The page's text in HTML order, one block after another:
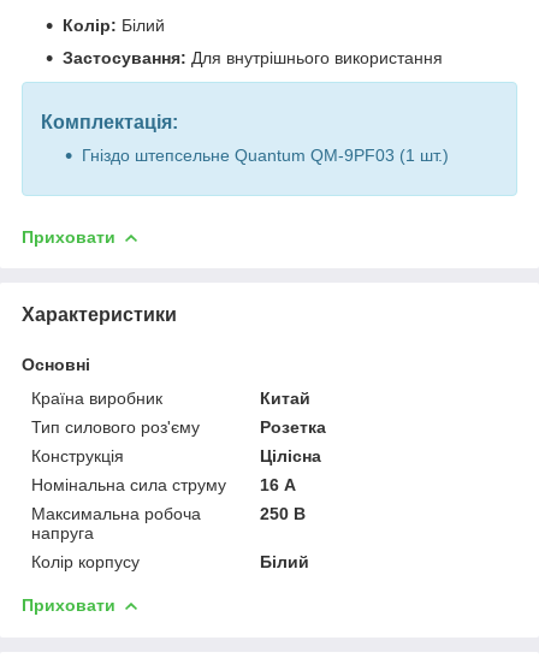
Колір: Білий
Застосування: Для внутрішнього використання
Комплектація:
Гніздо штепсельне Quantum QM-9PF03 (1 шт.)
Приховати
Характеристики
Основні
Країна виробник
Китай
Тип силового роз'єму
Розетка
Конструкція
Цілісна
Номінальна сила струму
16 А
Максимальна робоча
напруга
250 В
Колір корпусу Білий
Приховати